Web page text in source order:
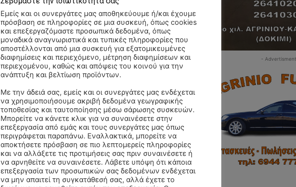
-
Εμείς και οι συνεργάτες μας αποθηκεύουμε ή/και έχουμε
πρόσβαση σε πληροφορίες σε μια συσκευή, όπως cookies
και επεξεργαζόμαστε προσωπικά δεδομένα, όπως
μοναδικά αναγνωριστικά και τυπικές πληροφορίες που
αποστέλλονται από μια συσκευή για εξατομικευμένες
διαφημίσεις και περιεχόμενο, μέτρηση διαφημίσεων και
περιεχομένου, καθώς και απόψεις του κοινού για την
ανάπτυξη και βελτίωση προϊόντων.
Με την άδειά σας, εμείς και οι συνεργάτες μας ενδέχεται
να χρησιμοποιήσουμε ακριβή δεδομένα γεωγραφικής
τοποθεσίας και ταυτοποίησης μέσω σάρωσης συσκευών.
Μπορείτε να κάνετε κλικ για να συναινέσετε στην
επεξεργασία από εμάς και τους συνεργάτες μας όπως
περιγράφεται παραπάνω. Εναλλακτικά, μπορείτε να
αποκτήσετε πρόσβαση σε πιο λεπτομερείς πληροφορίες
και να αλλάξετε τις προτιμήσεις σας πριν συναινέσετε ή
να αρνηθείτε να συναινέσετε. Λάβετε υπόψη ότι κάποια
επεξεργασία των προσωπικών σας δεδομένων ενδέχεται
να μην απαιτεί τη συγκατάθεσή σας, αλλά έχετε το